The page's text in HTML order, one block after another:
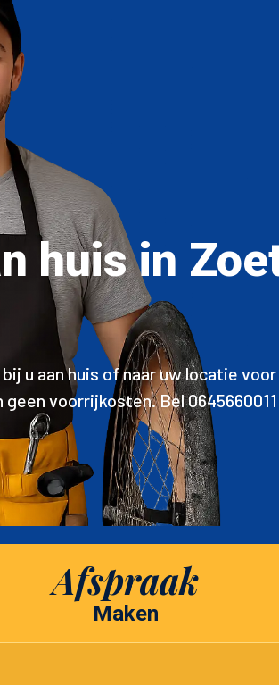
huis in
u aan huis of naar uw locatie
voorrijkosten. Bel
Afspraak
Maken